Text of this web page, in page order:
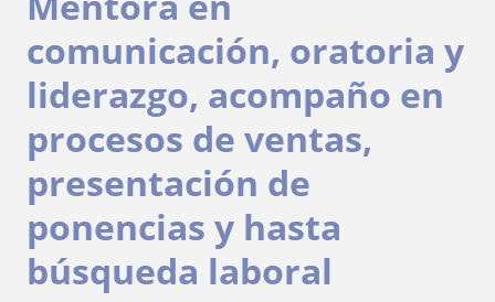
comunicación, oratoria y
liderazgo, acompaño en
procesos de ventas,
presentación de
ponencias y hasta
búsqueda laboral